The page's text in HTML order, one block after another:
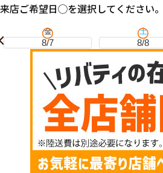
来店ご希望日◯を選択してください。
金
8/7
土
8/8